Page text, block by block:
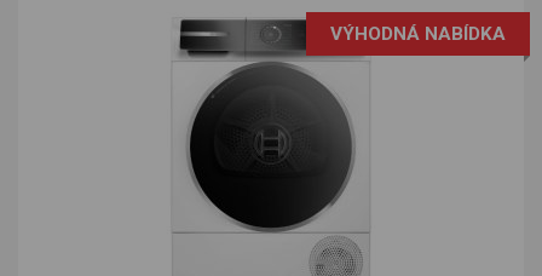
VÝHODNÁ NABÍDKA